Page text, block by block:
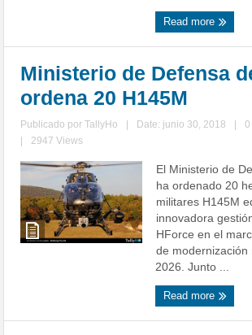
Read more
Ministerio de Defensa
ordena 20 H145M
Publicado porTallyHo Date: junio 30, 2018
2947 Views
El Ministerio de
ha ordenado 20
militares H145M
innovadora
HForce en el
de modernización
2026. Junto ...
Read more